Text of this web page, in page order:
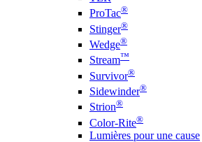
ProTac®
Stinger®
Wedge®
Stream™
Survivor®
Sidewinder®
Strion®
Color-Rite®
Lumières pour une cause